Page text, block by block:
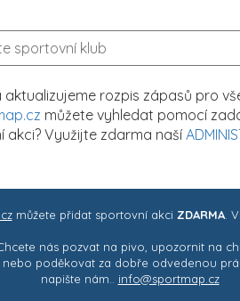
rozpis zápasů pro
můžete vyhledat pomocí
Využijte zdarma naší
můžete přidat sportovní akci ZDARMA.
nás pozvat na pivo, upozornit na
nebo poděkovat za dobře odvedenou
napište nám.. info@sportmap.cz